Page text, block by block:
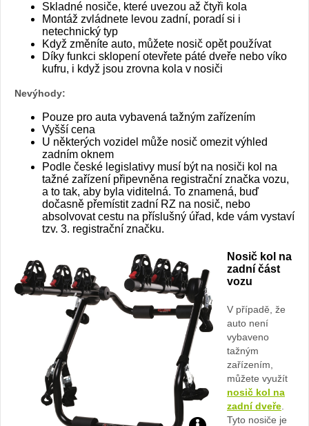
Skladné nosiče, které uvezou až čtyři kola
Montáž zvládnete levou zadní, poradí si i
netechnický typ
Když změníte auto, můžete nosič opět používat
Díky funkci sklopení otevřete páté dveře nebo víko
kufru, i když jsou zrovna kola v nosiči
Nevýhody:
Pouze pro auta vybavená tažným zařízením
Vyšší cena
U některých vozidel může nosič omezit výhled
zadním oknem
Podle české legislativy musí být na nosiči kol na
tažné zařízení připevněna registrační značka vozu,
a to tak, aby byla viditelná. To znamená, buď
dočasně přemístit zadní RZ na nosič, nebo
absolvovat cestu na příslušný úřad, kde vám vystaví
tzv. 3. registrační značku.
Nosič kol na
zadní část
vozu
V případě, že
auto není
vybaveno
tažným
zařízením,
můžete využít
nosič kol na
zadní dveře
Tyto nosiče je